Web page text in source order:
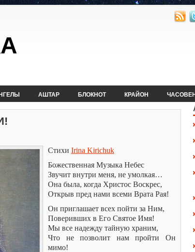
АШТАР БЛОКНОТ КРАЙОН
Стихи Irina Kirichuk
Божественная Музыка Небес
Звучит внутри меня, не умолкая…
Она была, когда Христос Воскрес,
Открыв пред нами всеми Врата Рая!
Он приглашает всех пойти за Ним,
Поверивших в Его Святое Имя!
Мы все надежду тайную храним,
Что не позволит нам пройти Он
мимо!